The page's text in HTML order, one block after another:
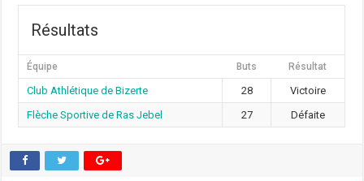
Résultats
Équipe Buts Résultat
Club Athlétique de Bizerte 28
Victoire
Flèche Sportive de Ras Jebel
27 Défaite